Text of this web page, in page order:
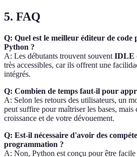
5. FAQ
Q: Quel est le meilleur éditeur de code
Python ?
A: Les débutants trouvent souvent IDLE
très accessibles, car ils offrent une
intégrés.
Q: Combien de temps faut-il pour
A: Selon les retours des utilisateurs, un
peut suffire pour maîtriser les bases, mais
croissance et de votre dévouement.
Q: Est-il nécessaire d'avoir des
programmation ?
A: Non, Python est conçu pour être facile